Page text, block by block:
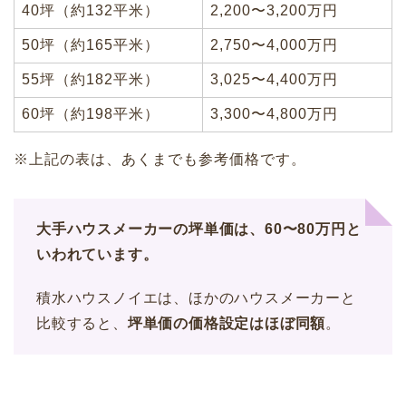
40坪（約132平米） 2,200〜3,200万円
50坪（約165平米） 2,750〜4,000万円
55坪（約182平米） 3,025〜4,400万円
60坪（約198平米） 3,300〜4,800万円
※上記の表は、あくまでも参考価格です。
大手ハウスメーカーの坪単価は、60〜80万円と
いわれています。
積水ハウスノイエは、ほかのハウスメーカーと
比較すると、 坪単価の価格設定はほぼ同額。